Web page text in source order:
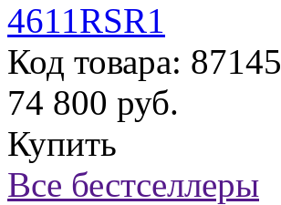
4611RSR1
Код товара: 87145
74 800 руб.
Купить
Все бестселлеры